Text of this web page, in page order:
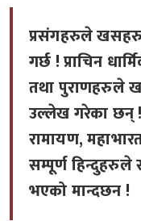
प्रसंगहरुले खसहरु
गर्छ ! प्राचिन
तथा पुराणहरुले
उल्लेख गरेका छन् !
रामायण,
सम्पूर्ण
भएको मान्दछन !